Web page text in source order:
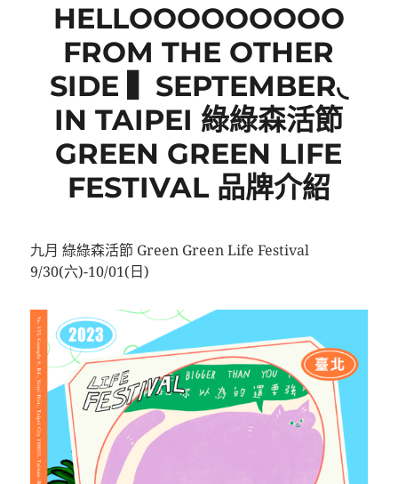
HELLOOOOOOOOO
FROM THE OTHER
SIDE ▍SEPTEMBER◟
IN TAIPEI 綠綠森活節
GREEN GREEN LIFE
FESTIVAL 品牌介紹
九月 綠綠森活節 Green Green Life Festival
9/30(六)-10/01(日)